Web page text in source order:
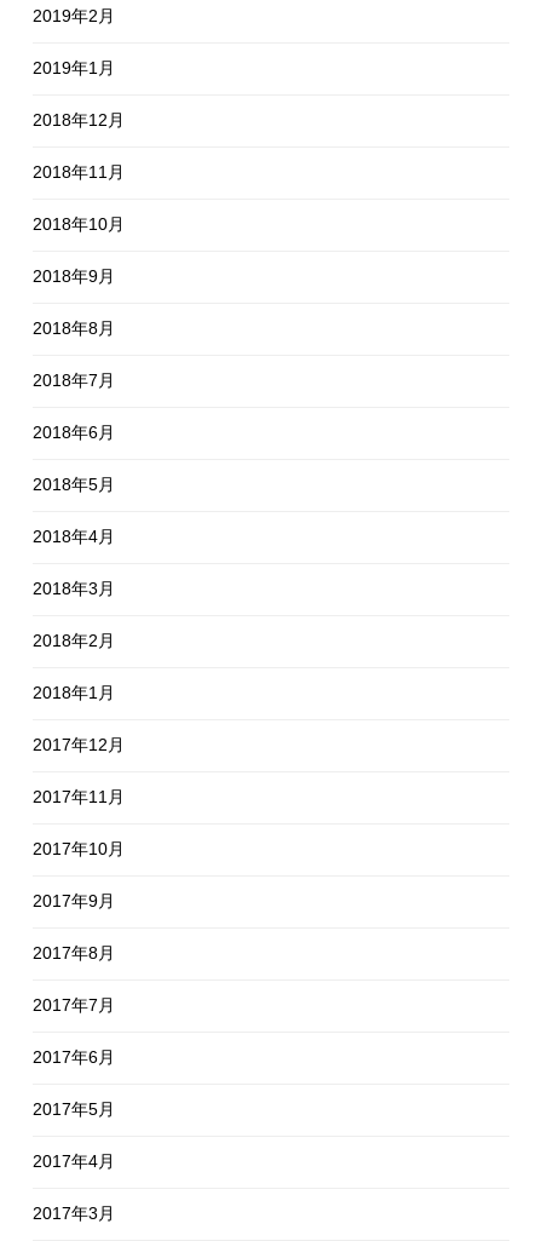
2019年2月
2019年1月
2018年12月
2018年11月
2018年10月
2018年9月
2018年8月
2018年7月
2018年6月
2018年5月
2018年4月
2018年3月
2018年2月
2018年1月
2017年12月
2017年11月
2017年10月
2017年9月
2017年8月
2017年7月
2017年6月
2017年5月
2017年4月
2017年3月